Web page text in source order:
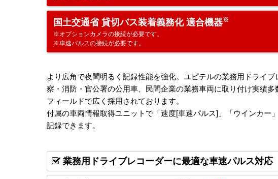
国土交通省 貸切バス装着義務化 適合機器※
※オプションカメラの接続が必要です。
※車速パルスの接続が必要です。
より広角で夜間明るく記録性能を強化。ユピテルの業務用ドライ
察・消防・官公署の公用車、民間企業の業務車両に取り付け実績
フィールドで広く採用されております。
付属の車両情報取得ユニットで「速度[車速パルス]」「ウインカー
記録できます。
業務用ドライブレコーダーに最適な車速パルス対応